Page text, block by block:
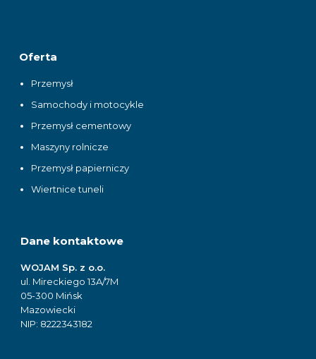
Oferta
Przemysł
Samochody i motocykle
Przemysł cementowy
Maszyny rolnicze
Przemysł papierniczy
Wiertnice tuneli
Dane kontaktowe
WOJAM Sp. z o.o.
ul. Mireckiego 13A/7M
05-300 Mińsk
Mazowiecki
NIP: 8222343182